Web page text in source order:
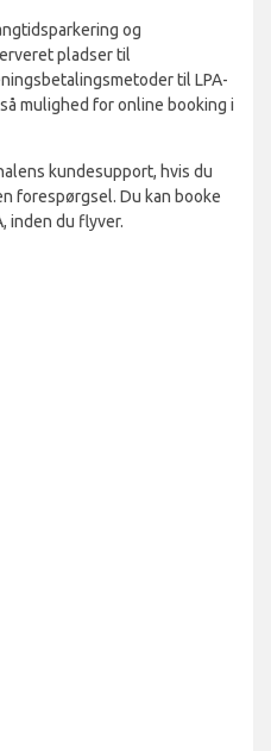
og
pladser til
til LPA-
mulighed for online booking i
kundesupport, hvis du
forespørgsel. Du kan booke
inden du flyver.